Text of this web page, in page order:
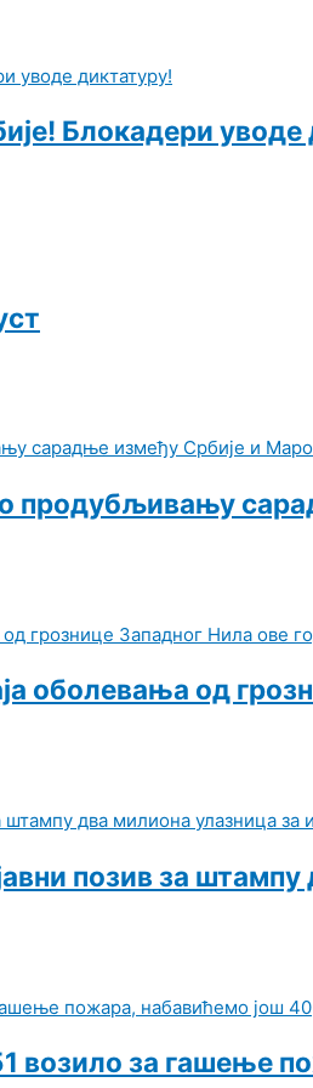
Блокадери уводе
продубљивању
оболевања од
позив за
возило за гашење